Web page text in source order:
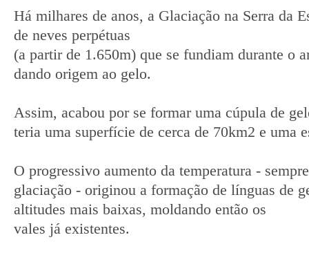
Há milhares de anos, a Glaciação na Serra da
de neves perpétuas
(a partir de 1.650m) que se fundiam durante o
dando origem ao gelo.
Assim, acabou por se formar uma cúpula de
teria uma superfície de cerca de 70km2 e uma
O progressivo aumento da temperatura -
glaciação - originou a formação de línguas de
altitudes mais baixas, moldando então os
vales já existentes.